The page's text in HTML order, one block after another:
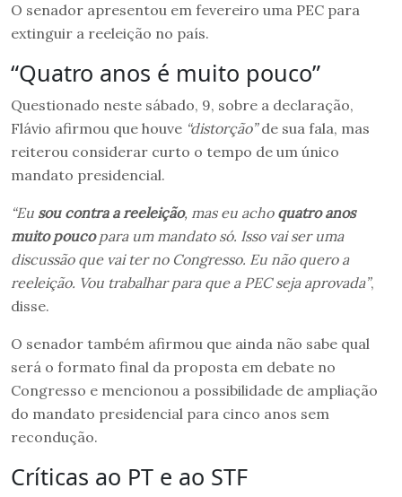
O senador apresentou em fevereiro uma PEC para
extinguir a reeleição no país.
“Quatro anos é muito pouco”
Questionado neste sábado, 9, sobre a declaração,
Flávio afirmou que houve “distorção”de sua fala, mas
reiterou considerar curto o tempo de um único
mandato presidencial.
“Eu sou contra a reeleição, mas eu acho quatro anos
muito poucopara um mandato só. Isso vai ser uma
discussão que vai ter no Congresso. Eu não quero a
reeleição. Vou trabalhar para que a PEC seja aprovada”,
disse.
O senador também afirmou que ainda não sabe qual
será o formato final da proposta em debate no
Congresso e mencionou a possibilidade de ampliação
do mandato presidencial para cinco anos sem
recondução.
Críticas ao PT e ao STF